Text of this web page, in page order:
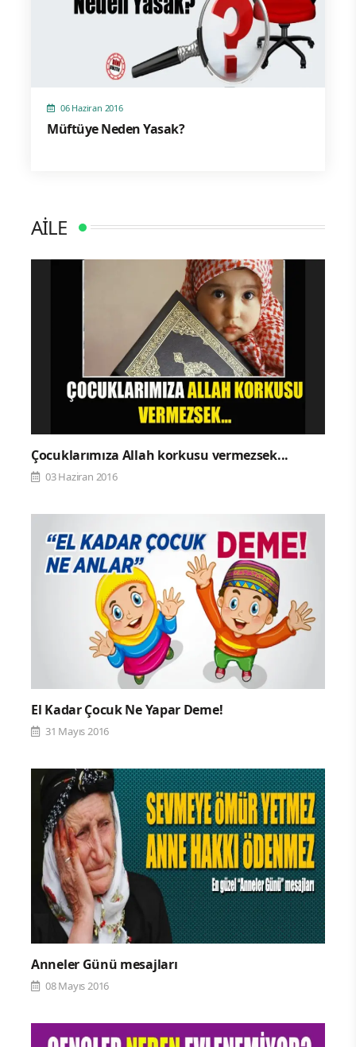
06 Haziran 2016
Müftüye Neden Yasak?
AİLE
Çocuklarımıza Allah korkusu vermezsek...
03 Haziran 2016
El Kadar Çocuk Ne Yapar Deme!
31 Mayıs 2016
Anneler Günü mesajları
08 Mayıs 2016